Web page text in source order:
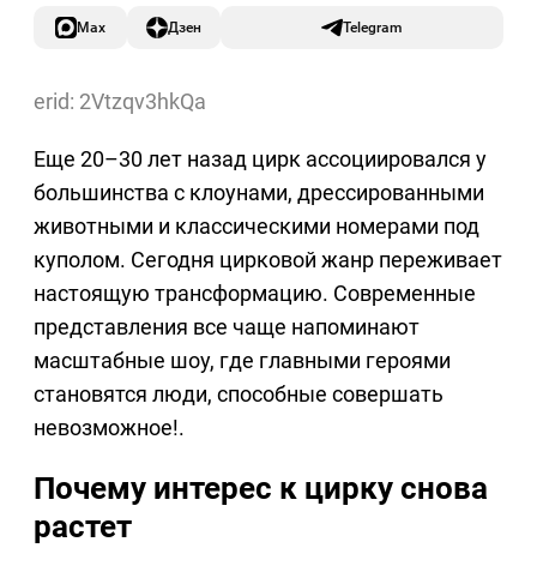
Max Дзен Telegram
erid: 2Vtzqv3hkQa
Еще 20–30 лет назад цирк ассоциировался у
большинства с клоунами, дрессированными
животными и классическими номерами под
куполом. Сегодня цирковой жанр переживает
настоящую трансформацию. Современные
представления все чаще напоминают
масштабные шоу, где главными героями
становятся люди, способные совершать
невозможное!.
Почему интерес к цирку снова
растет